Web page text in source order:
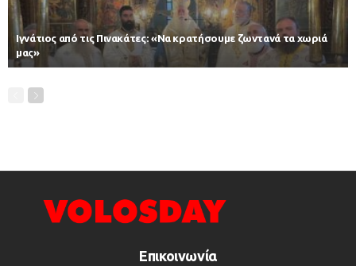
Ιγνάτιος από τις Πινακάτες: «Να κρατήσουμε ζωντανά τα χωριά
μας»
Επικοινωνία